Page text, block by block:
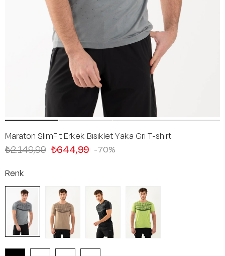
Maraton SlimFit Erkek Bisiklet Yaka Gri T-shirt
70
₺2.149,99 ₺644,99
Renk